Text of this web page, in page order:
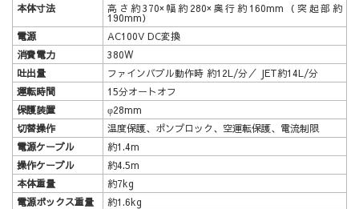
本体寸法 高さ約370×幅約280×奥行約160mm（突起部約
190mm）
電源
AC100V DC変換
消費電力
380W
吐出量
ファインバブル動作時 約12L/分／ JET約14L/分
運転時間
15分オートオフ
保護装置
φ28mm
切替操作
温度保護、ポンプロック、空運転保護、電流制限
電源ケーブル
約1.4m
操作ケーブル
約4.5m
本体重量
約7kg
電源ボックス重量
約1.6kg